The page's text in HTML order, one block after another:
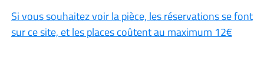
Si vous souhaitez voir la pièce, les réservations se font
sur ce site, et les places coûtent au maximum 12€